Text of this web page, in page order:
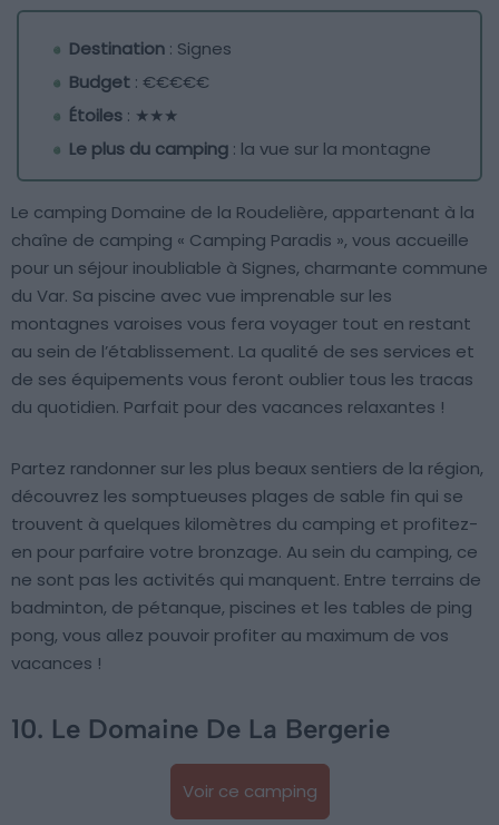
Destination : Signes
Budget : €€€€€
Étoiles : ★★★
Le plus du camping : la vue sur la montagne
Le camping Domaine de la Roudelière, appartenant à la
chaîne de camping « Camping Paradis », vous accueille
pour un séjour inoubliable à Signes, charmante commune
du Var. Sa piscine avec vue imprenable sur les
montagnes varoises vous fera voyager tout en restant
au sein de l’établissement. La qualité de ses services et
de ses équipements vous feront oublier tous les tracas
du quotidien. Parfait pour des vacances relaxantes !
Partez randonner sur les plus beaux sentiers de la région,
découvrez les somptueuses plages de sable fin qui se
trouvent à quelques kilomètres du camping et profitez-
en pour parfaire votre bronzage. Au sein du camping, ce
ne sont pas les activités qui manquent. Entre terrains de
badminton, de pétanque, piscines et les tables de ping
pong, vous allez pouvoir profiter au maximum de vos
vacances !
10. Le Domaine De La Bergerie
Voir ce camping